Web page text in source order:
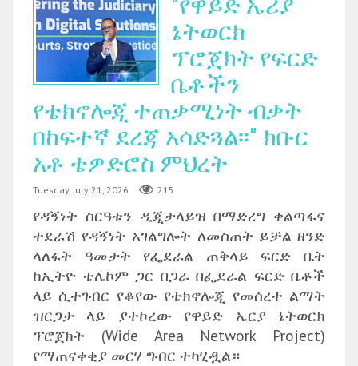
ኔትወርክ
ፕሮጀክት የፍርድ
ቤቶችን
የቴክኖሎጂ ተጠቃሚነት ብቃት
በከፍተኛ ደረጃ አሳድጓል፡፡" ክቡር
አቶ ቴዎድሮስ ምህረት
Tuesday, July 21, 2026 215
የዳኝነት ስርዓቱን ዲጂታላይዝ በማድረግ ቀልጣፋና
ተደራሽ የዳኝነት አገልግሎት ለመስጠት ይቻል ዘንድ
ላለፋት ዓመታት የፌደራል ጠቅላይ ፍርድ ቤት
ከኢትዮ ቴሌኮም ጋር በጋራ በፌደራል ፍርድ ቤቶች
ላይ ሲተገብር የቆየው የቴክኖሎጂ የመሰረተ ልማት
ዝርጋታ ላይ ያተኮረው የዋይድ ኤርያ ኔትወርክ
ፕሮጀክት (Wide Area Network Project)
የማጠናቀቂያ መርሃ ግብር ተካሂዷል።